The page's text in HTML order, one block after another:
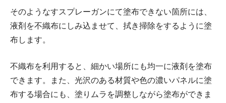
そのようなすスプレーガンにて塗布できない箇所には、
液剤を不織布にしみ込ませて、拭き掃除をするように塗
布します。
不織布を利用すると、細かい場所にも均一に液剤を塗布
できます。また、光沢のある材質や色の濃いパネルに塗
布する場合にも、塗りムラを調整しながら塗布ができま